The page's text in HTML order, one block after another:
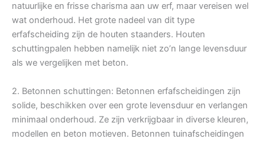
natuurlijke en frisse charisma aan uw erf, maar vereisen wel
wat onderhoud. Het grote nadeel van dit type
erfafscheiding zijn de houten staanders. Houten
schuttingpalen hebben namelijk niet zo’n lange levensduur
als we vergelijken met beton.
2. Betonnen schuttingen: Betonnen erfafscheidingen zijn
solide, beschikken over een grote levensduur en verlangen
minimaal onderhoud. Ze zijn verkrijgbaar in diverse kleuren,
modellen en beton motieven. Betonnen tuinafscheidingen